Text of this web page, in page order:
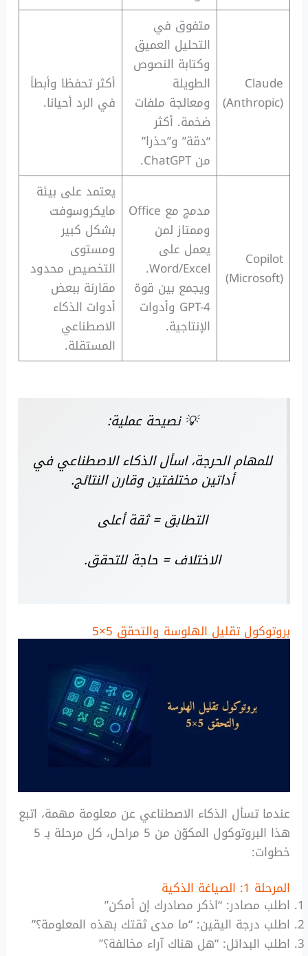
Claude
(Anthropic)
متفوق في
التحليل العميق
وكتابة النصوص
الطويلة
ومعالجة ملفات
ضخمة. أكثر
“دقة” و”حذرا”
من ChatGPT.
أكثر تحفظا وأبطأ
في الرد أحيانا.
Copilot
(Microsoft)
مدمج مع Office
وممتاز لمن
يعمل على
Word/Excel.
ويجمع بين قوة
GPT-4 وأدوات
الإنتاجية.
يعتمد على بيئة
مايكروسوفت
بشكل كبير
ومستوى
التخصيص محدود
مقارنة ببعض
أدوات الذكاء
الاصطناعي
المستقلة.
💡 نصيحة عملية:
للمهام الحرجة، اسأل الذكاء الاصطناعي في
أداتين مختلفتين وقارن النتائج.
التطابق = ثقة أعلى
الاختلاف = حاجة للتحقق.
بروتوكول تقليل الهلوسة والتحقق 5×5
عندما تسأل الذكاء الاصطناعي عن معلومة مهمة، اتبع
هذا البروتوكول المكوّن من 5 مراحل، كل مرحلة بـ 5
خطوات:
المرحلة 1: الصياغة الذكية
اطلب مصادر: “اذكر مصادرك إن أمكن”
اطلب درجة اليقين: “ما مدى ثقتك بهذه المعلومة؟”
اطلب البدائل: “هل هناك آراء مخالفة؟”